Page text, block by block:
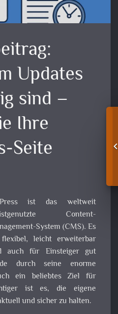
Updates
sind –
Ihre
Seite
ist das weltweit
Content-
System (CMS). Es
leicht erweiterbar
auch für Einsteiger gut
durch seine enorme
ein beliebtes Ziel für
ist es, die eigene
und sicher zu halten.